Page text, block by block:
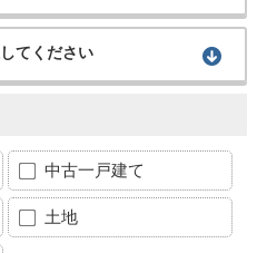
てください
中古一戸建て
土地